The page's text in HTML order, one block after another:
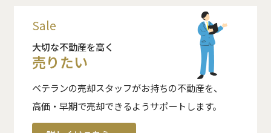
Sale
大切な不動産を高く
売りたい
ベテランの売却スタッフがお持ちの不動産を、
高価・早期で売却できるようサポートします。